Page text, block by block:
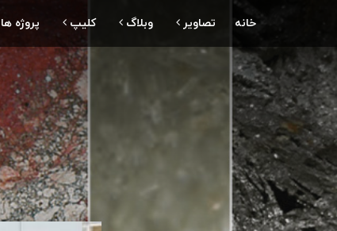
خانه تصاویر وبلاگ کلیپ پروژه ها